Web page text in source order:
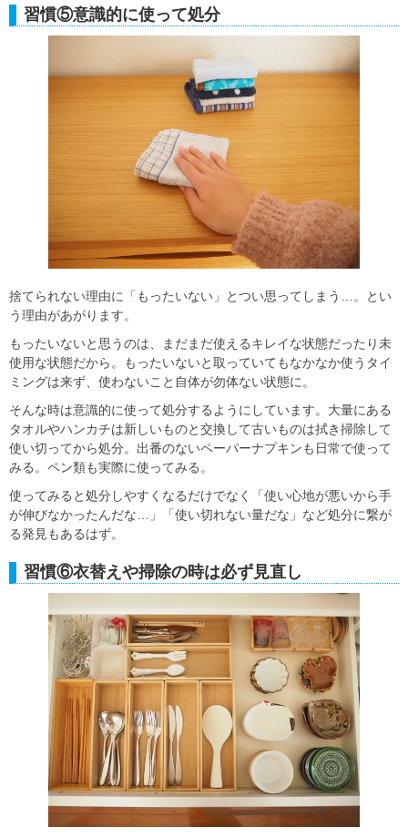
習慣⑤意識的に使って処分
捨てられない理由に「もったいない」とつい思ってしまう…。とい
う理由があがります。
もったいないと思うのは、まだまだ使えるキレイな状態だったり未
使用な状態だから。もったいないと取っていてもなかなか使うタイ
ミングは来ず、使わないこと自体が勿体ない状態に。
そんな時は意識的に使って処分するようにしています。大量にある
タオルやハンカチは新しいものと交換して古いものは拭き掃除して
使い切ってから処分。出番のないペーパーナプキンも日常で使って
みる。ペン類も実際に使ってみる。
使ってみると処分しやすくなるだけでなく「使い心地が悪いから手
が伸びなかったんだな…」「使い切れない量だな」など処分に繋が
る発見もあるはず。
習慣⑥衣替えや掃除の時は必ず見直し